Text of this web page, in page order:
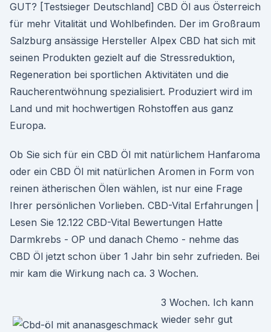
GUT? [Testsieger Deutschland] CBD Öl aus Österreich
für mehr Vitalität und Wohlbefinden. Der im Großraum
Salzburg ansässige Hersteller Alpex CBD hat sich mit
seinen Produkten gezielt auf die Stressreduktion,
Regeneration bei sportlichen Aktivitäten und die
Raucherentwöhnung spezialisiert. Produziert wird im
Land und mit hochwertigen Rohstoffen aus ganz
Europa.
Ob Sie sich für ein CBD Öl mit natürlichem Hanfaroma
oder ein CBD Öl mit natürlichen Aromen in Form von
reinen ätherischen Ölen wählen, ist nur eine Frage
Ihrer persönlichen Vorlieben. CBD-Vital Erfahrungen |
Lesen Sie 12.122 CBD-Vital Bewertungen Hatte
Darmkrebs - OP und danach Chemo - nehme das
CBD Öl jetzt schon über 1 Jahr bin sehr zufrieden. Bei
mir kam die Wirkung nach ca. 3 Wochen.
3 Wochen. Ich kann
wieder sehr gut